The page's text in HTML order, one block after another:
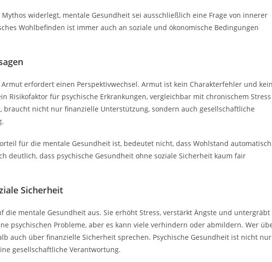
widerlegt, mentale Gesundheit sei ausschließlich eine Frage von innerer
Wohlbefinden ist immer auch an soziale und ökonomische Bedingungen
erfordert einen Perspektivwechsel. Armut ist kein Charakterfehler und
Risikofaktor für psychische Erkrankungen, vergleichbar mit chronischem Stress
braucht nicht nur finanzielle Unterstützung, sondern auch gesellschaftliche
für die mentale Gesundheit ist, bedeutet nicht, dass Wohlstand automatisch
deutlich, dass psychische Gesundheit ohne soziale Sicherheit kaum fair
Sicherheit
mentale Gesundheit aus. Sie erhöht Stress, verstärkt Ängste und untergräbt
psychischen Probleme, aber es kann viele verhindern oder abmildern. Wer
auch über finanzielle Sicherheit sprechen. Psychische Gesundheit ist nicht nur
gesellschaftliche Verantwortung.